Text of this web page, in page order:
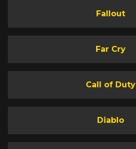
Fallout
Far Cry
Call of Duty
Diablo